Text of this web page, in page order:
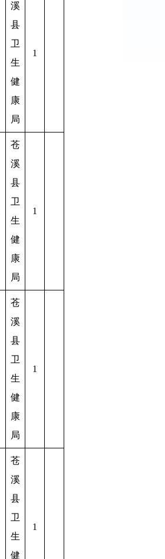
溪
县
卫
生
健
康
局
1
苍
溪
县
卫
生
健
康
局
1
苍
溪
县
卫
生
健
康
局
1
苍
溪
县
卫
生
健
1